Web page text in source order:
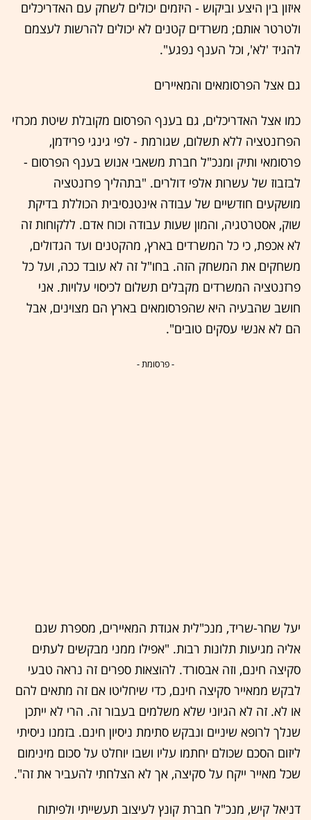
איזון בין היצע וביקוש - היזמים יכולים לשחק עם האדריכלים
ולטרטר אותם; משרדים קטנים לא יכולים להרשות לעצמם
להגיד 'לא', וכל הענף נפגע".
גם אצל הפרסומאים והמאיירים
כמו אצל האדריכלים, גם בענף הפרסום מקובלת שיטת מכרזי
הפרזנטציה ללא תשלום, שגורמת - לפי גינגי פרידמן,
פרסומאי ותיק ומנכ"ל חברת משאבי אנוש בענף הפרסום -
לבזבוז של עשרות אלפי דולרים. "בתהליך פרזנטציה
מושקעים חודשיים של עבודה אינטנסיבית הכוללת בדיקת
שוק, אסטרטגיה, והמון שעות עבודה וכוח אדם. ללקוחות זה
לא אכפת, כי כל המשרדים בארץ, מהקטנים ועד הגדולים,
משחקים את המשחק הזה. בחו"ל זה לא עובד ככה, ועל כל
פרזנטציה המשרדים מקבלים תשלום לכיסוי עלויות. אני
חושב שהבעיה היא שהפרסומאים בארץ הם מצוינים, אבל
הם לא אנשי עסקים טובים".
- פרסומת -
יעל שחר-שריד, מנכ"לית אגודת המאיירים, מספרת שגם
אליה מגיעות תלונות רבות. "אפילו ממני מבקשים לעתים
סקיצה חינם, וזה אבסורד. להוצאות ספרים זה נראה טבעי
לבקש ממאייר סקיצה חינם, כדי שיחליטו אם זה מתאים להם
או לא. זה לא הגיוני שלא משלמים בעבור זה. הרי לא ייתכן
שנלך לרופא שיניים ונבקש סתימת ניסיון חינם. בזמנו ניסיתי
ליזום הסכם שכולם יחתמו עליו ושבו יוחלט על סכום מינימום
שכל מאייר ייקח על סקיצה, אך לא הצלחתי להעביר את זה".
דניאל קיש, מנכ"ל חברת קונץ לעיצוב תעשייתי ולפיתוח